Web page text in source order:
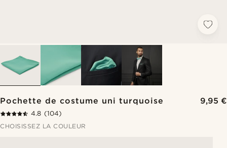
Pochette de costume uni turquoise 9,95 €
4.8 (104)
CHOISISSEZ LA COULEUR